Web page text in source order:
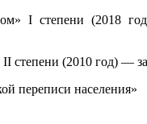
I степени (2018
степени (2010 год) —
переписи населения»